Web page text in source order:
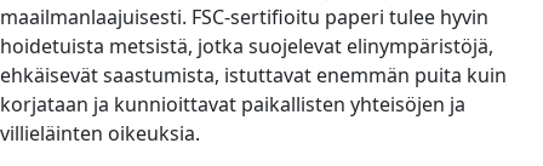
maailmanlaajuisesti. FSC-sertifioitu paperi tulee hyvin
hoidetuista metsistä, jotka suojelevat elinympäristöjä,
ehkäisevät saastumista, istuttavat enemmän puita kuin
korjataan ja kunnioittavat paikallisten yhteisöjen ja
villieläinten oikeuksia.